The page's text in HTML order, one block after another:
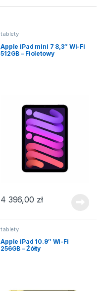
tablety
Apple iPad mini 7 8,3″ Wi-Fi
512GB – Fioletowy
4 396,00 zł
tablety
Apple iPad 10.9″ Wi-Fi
256GB – Żółty